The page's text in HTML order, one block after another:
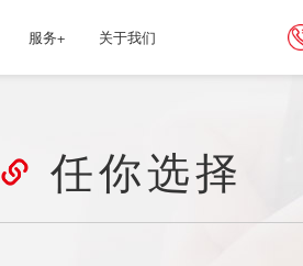
服务+ 关于我们
任你选择